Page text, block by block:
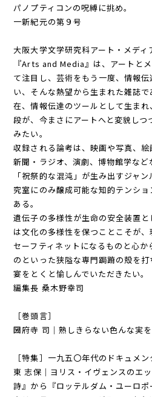
パノプティコンの呪縛に挑め。
一新紀元の第９号
大阪大学文学研究科アート・メデ
『Arts and Media』は、アートと
て注目し、芸術をもう一度、情報
い、そんな熱望から生まれた雑誌
在、情報伝達のツールとして生ま
段が、今まさにアートへと変貌し
みたい。
収録される論考は、映画や写真、絵
新聞・ラジオ、演劇、博物館学など
「祝祭的な混沌」が生み出すジャ
究室にのみ醸成可能な知的テンシ
ある。
遺伝子の多様性が生命の安全装置
は文化の多様性を保つことこそが
セーフティネットになるものと心
のといった狭隘な専門跼蹐の殻を
宴をとくと愉しんでいただきたい。
編集長 桑木野幸司
［巻頭言］
圀府寺 司｜熟しきらない色んな実
［特集］一九五〇年代のドキュメ
東 志保｜ヨリス・イヴェンスのエ
詩』から『ロッテルダム・ユーロポ